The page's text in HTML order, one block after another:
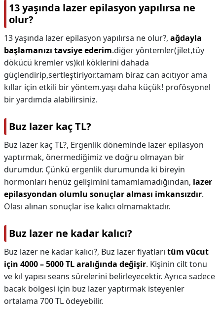
13 yaşında lazer epilasyon yapılırsa ne
olur?
13 yaşında lazer epilasyon yapılırsa ne olur?, ağdayla
başlamanızı tavsiye ederim.diğer yöntemler(jilet,tüy
dökücü kremler vs)kıl köklerini dahada
güçlendirip,sertleştiriyor.tamam biraz can acıtıyor ama
kıllar için etkili bir yöntem.yaşı daha küçük! profösyonel
bir yardımda alabilirsiniz.
Buz lazer kaç TL?
Buz lazer kaç TL?, Ergenlik döneminde lazer epilasyon
yaptırmak, önermediğimiz ve doğru olmayan bir
durumdur. Çünkü ergenlik durumunda ki bireyin
hormonları henüz gelişimini tamamlamadığından, lazer
epilasyondan olumlu sonuçlar alması imkansızdır.
Olası alınan sonuçlar ise kalıcı olmamaktadır.
Buz lazer ne kadar kalıcı?
Buz lazer ne kadar kalıcı?, Buz lazer fiyatları tüm vücut
için 4000 – 5000 TL aralığında değişir. Kişinin cilt tonu
ve kıl yapısı seans sürelerini belirleyecektir. Ayrıca sadece
bacak bölgesi için buz lazer yaptırmak isteyenler
ortalama 700 TL ödeyebilir.